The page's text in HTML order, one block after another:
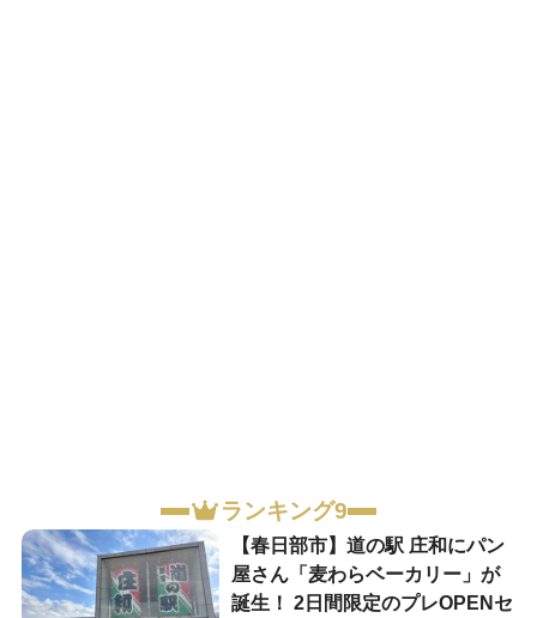
ランキング9
【春日部市】道の駅 庄和にパン
屋さん「麦わらベーカリー」が
誕生！ 2日間限定のプレOPENセ